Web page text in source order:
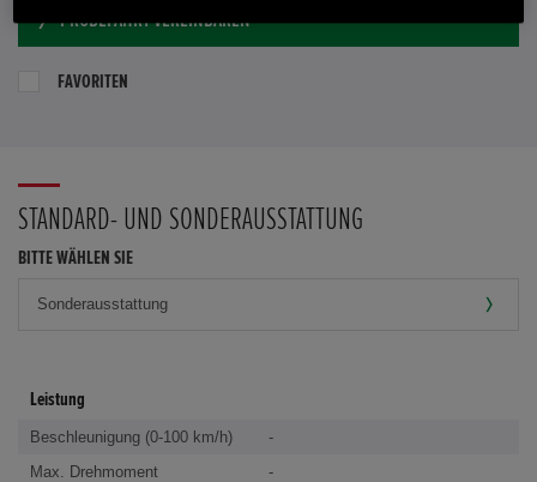
PROBEFAHRT VEREINBAREN
FAVORITEN
STANDARD- UND SONDERAUSSTATTUNG
BITTE WÄHLEN SIE
Leistung
Beschleunigung (0-100 km/h)
-
Max. Drehmoment
-